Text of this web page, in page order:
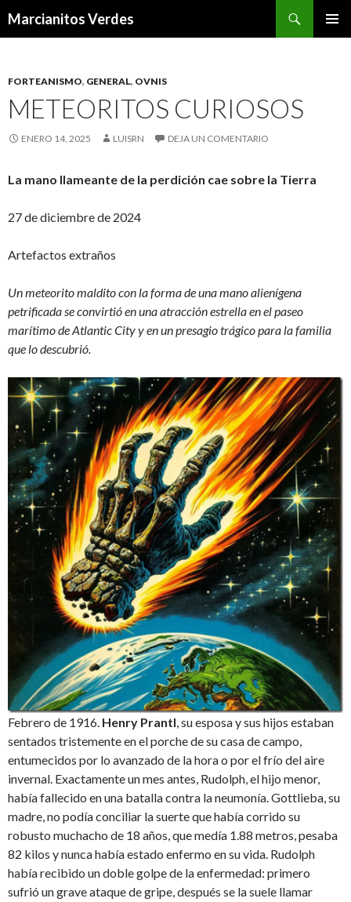
Marcianitos Verdes
FORTEANISMO, GENERAL, OVNIS
METEORITOS CURIOSOS
ENERO 14, 2025 LUISRN DEJA UN COMENTARIO
La mano llameante de la perdición cae sobre la Tierra
27 de diciembre de 2024
Artefactos extraños
Un meteorito maldito con la forma de una mano alienígena
petrificada se convirtió en una atracción estrella en el paseo
marítimo de Atlantic City y en un presagio trágico para la familia
que lo descubrió.
Febrero de 1916. Henry Prantl, su esposa y sus hijos estaban
sentados tristemente en el porche de su casa de campo,
entumecidos por lo avanzado de la hora o por el frío del aire
invernal. Exactamente un mes antes, Rudolph, el hijo menor,
había fallecido en una batalla contra la neumonía. Gottlieba, su
madre, no podía conciliar la suerte que había corrido su
robusto muchacho de 18 años, que medía 1.88 metros, pesaba
82 kilos y nunca había estado enfermo en su vida. Rudolph
había recibido un doble golpe de la enfermedad: primero
sufrió un grave ataque de gripe, después se la suele llamar